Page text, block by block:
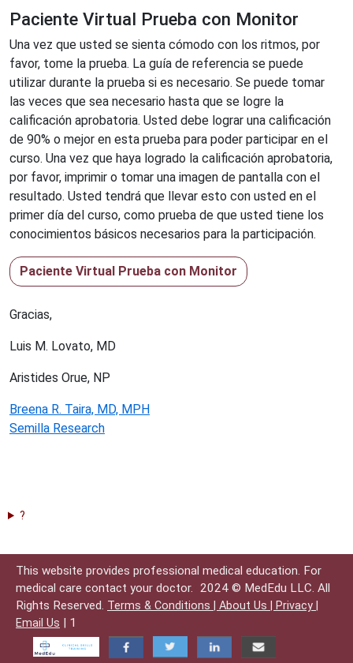
Paciente Virtual Prueba con Monitor
Una vez que usted se sienta cómodo con los ritmos, por
favor, tome la prueba. La guía de referencia se puede
utilizar durante la prueba si es necesario. Se puede tomar
las veces que sea necesario hasta que se logre la
calificación aprobatoria. Usted debe lograr una calificación
de 90% o mejor en esta prueba para poder participar en el
curso. Una vez que haya logrado la calificación aprobatoria,
por favor, imprimir o tomar una imagen de pantalla con el
resultado. Usted tendrá que llevar esto con usted en el
primer día del curso, como prueba de que usted tiene los
conocimientos básicos necesarios para la participación.
Paciente Virtual Prueba con Monitor
Gracias,
Luis M. Lovato, MD
Aristides Orue, NP
Breena R. Taira, MD, MPH
Semilla Research
?
This website provides professional medical education. For
medical care contact your doctor. 2024 © MedEdu LLC. All
Rights Reserved. Terms & Conditions | About Us |
Privacy |
Email Us | 1